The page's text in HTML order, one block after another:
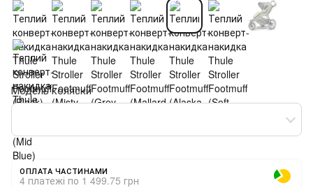
Модель коляски
ОПЛАТА ЧАСТИНАМИ
4 платежі по 1 499.75 грн